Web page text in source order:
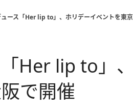
ース「Her lip to」、ホリデーイベントを東
Her lip to」
で開催